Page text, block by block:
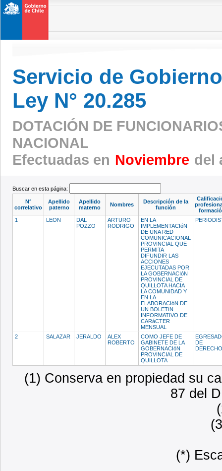
Servicio de
Ley N° 20.285
DOTACIÓN DE
NACIONAL
Efectuadas en Noviembre del
Buscar en esta página:
N°
correlativo
Apellido
paterno
Apellido
materno
Nombres
Descripción de la
función
1
LEON
DAL
POZZO
ARTURO
RODRIGO
EN LA
IMPLEMENTACIóN
DE UNA RED
COMUNICACIONAL
PROVINCIAL QUE
PERMITA
DIFUNDIR LAS
ACCIONES
EJECUTADAS POR
LA GOBERNACIóN
PROVINCIAL DE
QUILLOTA HACIA
LA COMUNIDAD Y
EN LA
ELABORACIóN DE
UN BOLETíN
INFORMATIVO DE
CARáCTER
MENSUAL
2 SALAZAR JERALDO
ALEX
ROBERTO
COMO JEFE DE
GABINETE DE LA
GOBERNACIóN
PROVINCIAL DE
QUILLOTA
DE
(1) Conserva en propiedad su
87 del
(*)